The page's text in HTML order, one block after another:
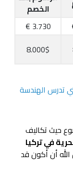
الخصم
3.730 €
8.000$
تدرس الهندسة
حيث تكاليف
في تركيا
أن أكون قد